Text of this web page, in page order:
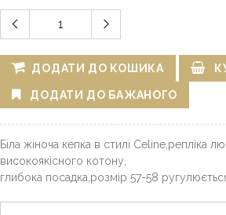
ДОДАТИ ДО КОШИКА
ДОДАТИ ДО БАЖАНОГО
Біла жіноча кепка в стилі Celine,репліка
високоякісного котону,
глибока посадка,розмір 57-58